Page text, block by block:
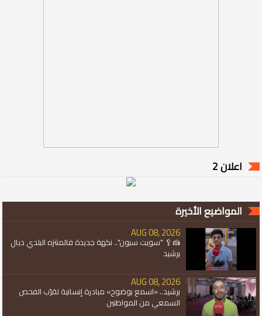
اعلان 2
المواضيع الأخيرة
AUG 08, 2026
🍰🥄 "سويت سبون".. نكهة جديدة فالمنتزه البلدي ديال
برشيد
AUG 08, 2026
برشيد.. «اسمع بوضوح» مبادرة إنسانية تقرّب الفحص
السمعي من المواطنين